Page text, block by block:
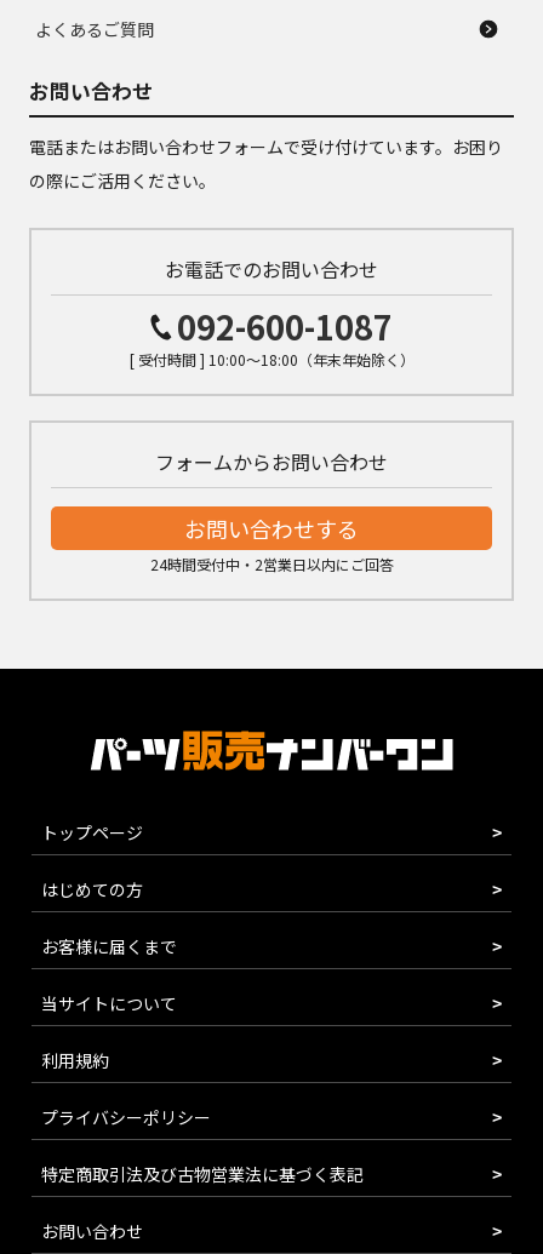
よくあるご質問
お問い合わせ
電話またはお問い合わせフォームで受け付けています。お困り
の際にご活用ください。
お電話でのお問い合わせ
092-600-1087
[ 受付時間 ] 10:00～18:00（年末年始除く）
フォームからお問い合わせ
お問い合わせする
24時間受付中・2営業日以内にご回答
トップページ
はじめての方
お客様に届くまで
当サイトについて
利用規約
プライバシーポリシー
特定商取引法及び古物営業法に基づく表記
お問い合わせ